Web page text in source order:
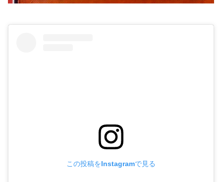
この投稿をInstagramで見る